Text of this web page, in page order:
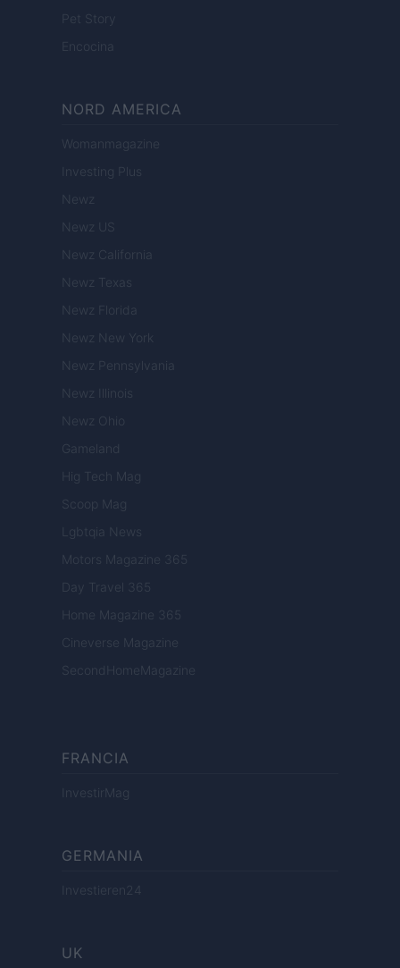
Pet Story
Encocina
NORD AMERICA
Womanmagazine
Investing Plus
Newz
Newz US
Newz California
Newz Texas
Newz Florida
Newz New York
Newz Pennsylvania
Newz Illinois
Newz Ohio
Gameland
Hig Tech Mag
Scoop Mag
Lgbtqia News
Motors Magazine 365
Day Travel 365
Home Magazine 365
Cineverse Magazine
SecondHomeMagazine
FRANCIA
InvestirMag
GERMANIA
Investieren24
UK